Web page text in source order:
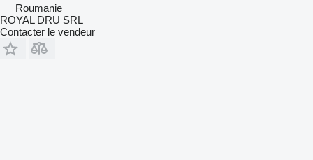
Roumanie
ROYAL DRU SRL
Contacter le vendeur